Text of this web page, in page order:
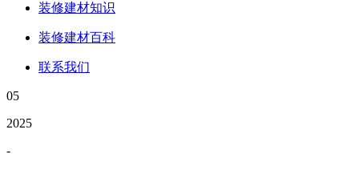
装修建材知识
装修建材百科
联系我们
05
2025
-